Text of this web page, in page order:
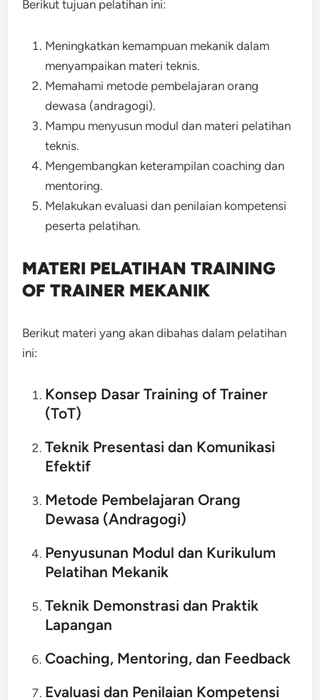
Berikut tujuan pelatihan ini:
Meningkatkan kemampuan mekanik dalam
menyampaikan materi teknis.
Memahami metode pembelajaran orang
dewasa (andragogi).
Mampu menyusun modul dan materi pelatihan
teknis.
Mengembangkan keterampilan coaching dan
mentoring.
Melakukan evaluasi dan penilaian kompetensi
peserta pelatihan.
MATERI PELATIHAN TRAINING
OF TRAINER MEKANIK
Berikut materi yang akan dibahas dalam pelatihan
ini:
Konsep Dasar Training of Trainer
(ToT)
Teknik Presentasi dan Komunikasi
Efektif
Metode Pembelajaran Orang
Dewasa (Andragogi)
Penyusunan Modul dan Kurikulum
Pelatihan Mekanik
Teknik Demonstrasi dan Praktik
Lapangan
Coaching, Mentoring, dan Feedback
Evaluasi dan Penilaian Kompetensi